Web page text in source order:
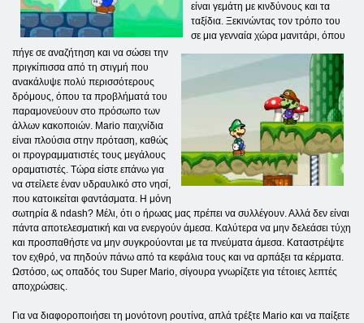
είναι γεμάτη με κινδύνους και τα
ταξίδια. Ξεκινώντας τον τρόπο του
σε μια γενναία χώρα μανιτάρι, όπου
πήγε σε αναζήτηση και να σώσει την
πριγκίπισσα από τη στιγμή που
ανακάλυψε πολύ περισσότερους
δρόμους, όπου τα προβλήματά του
παραμονεύουν στο πρόσωπο των
άλλων κακοποιών. Mario παιχνίδια
είναι πλούσια στην πρόταση, καθώς
οι προγραμματιστές τους μεγάλους
οραματιστές. Τώρα είστε επάνω για
να στείλετε έναν υδραυλικό στο νησί,
που κατοικείται φαντάσματα. Η μόνη
σωτηρία & ndash? Μέλι, ότι ο ήρωας μας πρέπει να συλλέγουν. Αλλά δεν είναι
πάντα αποτελεσματική και να ενεργούν άμεσα. Καλύτερα να μην δελεάσει τύχη
και προσπαθήστε να μην συγκρούονται με τα πνεύματα άμεσα. Καταστρέψτε
τον εχθρό, να πηδούν πάνω από τα κεφάλια τους και να αρπάξει τα κέρματα.
Ωστόσο, ως οπαδός του Super Mario, σίγουρα γνωρίζετε για τέτοιες λεπτές
αποχρώσεις.
Για να διαφοροποιήσει τη μονότονη ρουτίνα, απλά τρέξτε Mario και να παίξετε